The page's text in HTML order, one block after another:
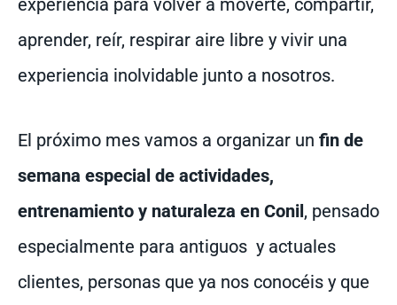
aprender, reír, respirar aire libre y vivir una
experiencia inolvidable junto a nosotros.
El próximo mes vamos a organizar un fin de
semana especial de actividades,
entrenamiento y naturaleza en Conil, pensado
especialmente para antiguos y actuales
clientes, personas que ya nos conocéis y que